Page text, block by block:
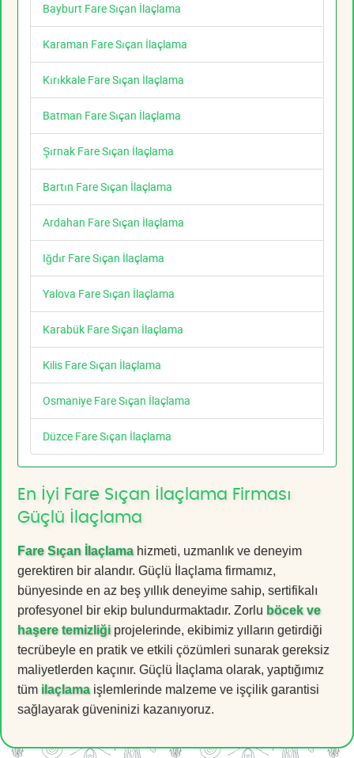
Bayburt Fare Sıçan İlaçlama
Karaman Fare Sıçan İlaçlama
Kırıkkale Fare Sıçan İlaçlama
Batman Fare Sıçan İlaçlama
Şırnak Fare Sıçan İlaçlama
Bartın Fare Sıçan İlaçlama
Ardahan Fare Sıçan İlaçlama
Iğdır Fare Sıçan İlaçlama
Yalova Fare Sıçan İlaçlama
Karabük Fare Sıçan İlaçlama
Kilis Fare Sıçan İlaçlama
Osmaniye Fare Sıçan İlaçlama
Düzce Fare Sıçan İlaçlama
En İyi Fare Sıçan İlaçlama Firması
Güçlü İlaçlama
Fare Sıçan İlaçlamahizmeti, uzmanlık ve deneyim
gerektiren bir alandır. Güçlü İlaçlama firmamız,
bünyesinde en az beş yıllık deneyime sahip, sertifikalı
profesyonel bir ekip bulundurmaktadır. Zorlu böcek ve
haşere temizliği projelerinde, ekibimiz yılların getirdiği
tecrübeyle en pratik ve etkili çözümleri sunarak gereksiz
maliyetlerden kaçınır. Güçlü İlaçlama olarak, yaptığımız
tüm ilaçlamaişlemlerinde malzeme ve işçilik garantisi
sağlayarak güveninizi kazanıyoruz.